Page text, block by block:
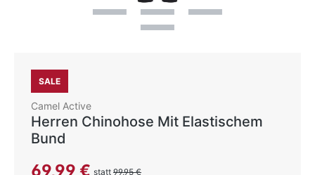
SALE
Camel Active
Herren Chinohose Mit Elastischem
Bund
Verkaufspreis:
69,99 € statt 99,95 €